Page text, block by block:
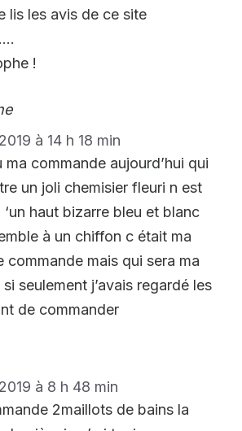
lis les avis de ce site
!
à 14 h 18 min
ma commande aujourd’hui qui
un joli chemisier fleuri n est
‘un haut bizarre bleu et blanc
à un chiffon c était ma
commande mais qui sera ma
seulement j’avais regardé les
de commander
à 8 h 48 min
2maillots de bains la